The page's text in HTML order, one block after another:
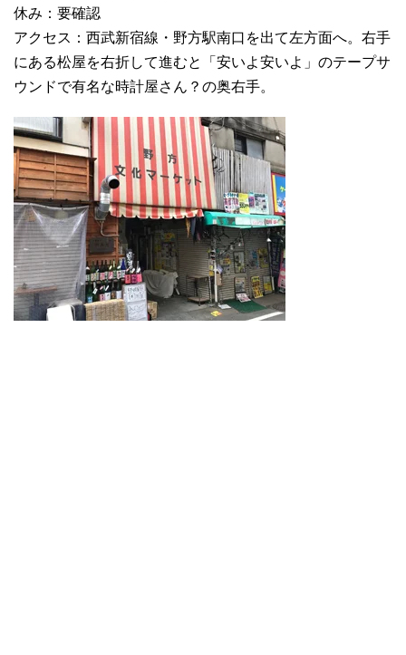
休み：要確認
アクセス：西武新宿線・野方駅南口を出て左方面へ。右手
にある松屋を右折して進むと「安いよ安いよ」のテープサ
ウンドで有名な時計屋さん？の奥右手。